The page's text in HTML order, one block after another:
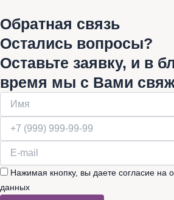
Обратная связь
Остались вопросы?
Оставьте заявку, и в
время мы с Вами
Нажимая кнопку, вы даете согласие на
данных